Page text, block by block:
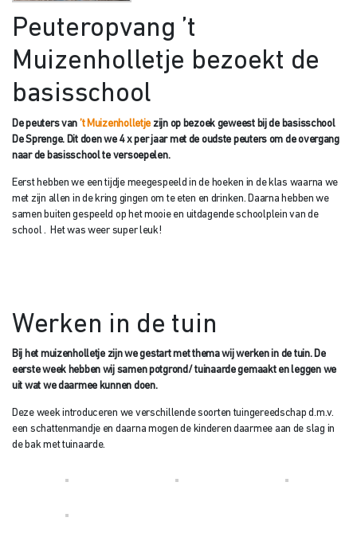
Peuteropvang ’t
Muizenholletje bezoekt de
basisschool
De peuters van ’t Muizenholletje zijn op bezoek geweest bij de basisschool
De Sprenge. Dit doen we 4 x per jaar met de oudste peuters om de overgang
naar de basisschool te versoepelen.
Eerst hebben we een tijdje meegespeeld in de hoeken in de klas waarna we
met zijn allen in de kring gingen om te eten en drinken. Daarna hebben we
samen buiten gespeeld op het mooie en uitdagende schoolplein van de
school . Het was weer super leuk!
Werken in de tuin
Bij het muizenholletje zijn we gestart met thema wij werken in de tuin. De
eerste week hebben wij samen potgrond/ tuinaarde gemaakt en leggen we
uit wat we daarmee kunnen doen.
Deze week introduceren we verschillende soorten tuingereedschap d.m.v.
een schattenmandje en daarna mogen de kinderen daarmee aan de slag in
de bak met tuinaarde.